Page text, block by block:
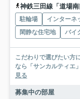
神鉄三田線「道場
駐輪場 インターネ
閑静な住宅地
バイ
こだわりで選びたい方
なら「サンカルティエ
見る
募集中の部屋